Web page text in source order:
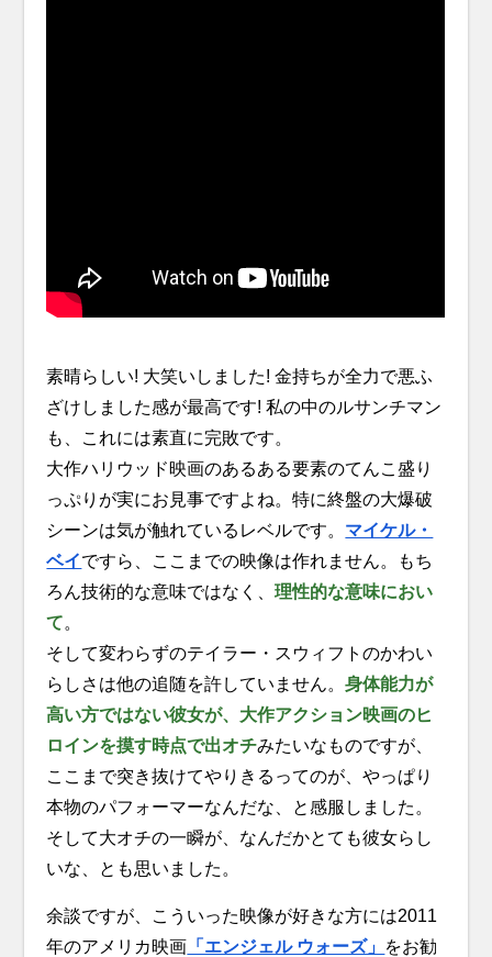
素晴らしい! 大笑いしました! 金持ちが全力で悪ふ
ざけしました感が最高です! 私の中のルサンチマン
も、これには素直に完敗です。
大作ハリウッド映画のあるある要素のてんこ盛り
っぷりが実にお見事ですよね。特に終盤の大爆破
シーンは気が触れているレベルです。 マイケル・
ベイですら、ここまでの映像は作れません。もち
ろん技術的な意味ではなく、理性的な意味におい
て。
そして変わらずのテイラー・スウィフトのかわい
らしさは他の追随を許していません。身体能力が
高い方ではない彼女が、大作アクション映画のヒ
ロインを摸す時点で出オチみたいなものですが、
ここまで突き抜けてやりきるってのが、やっぱり
本物のパフォーマーなんだな、と感服しました。
そして大オチの一瞬が、なんだかとても彼女らし
いな、とも思いました。
余談ですが、こういった映像が好きな方には2011
年のアメリカ映画 「エンジェル ウォーズ」 をお勧